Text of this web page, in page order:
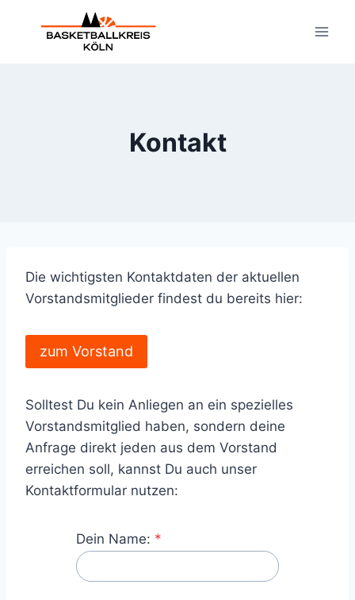
Kontakt
Die wichtigsten Kontaktdaten der aktuellen
Vorstandsmitglieder findest du bereits hier:
zum Vorstand
Solltest Du kein Anliegen an ein spezielles
Vorstandsmitglied haben, sondern deine
Anfrage direkt jeden aus dem Vorstand
erreichen soll, kannst Du auch unser
Kontaktformular nutzen:
Dein Name: *